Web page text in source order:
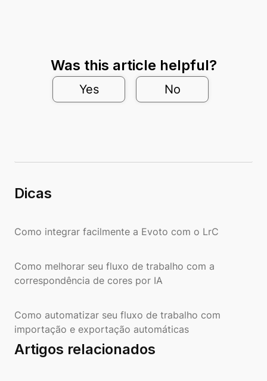
Was this article helpful?
Yes No
Dicas
Como integrar facilmente a Evoto com o LrC
Como melhorar seu fluxo de trabalho com a
correspondência de cores por IA
Como automatizar seu fluxo de trabalho com
importação e exportação automáticas
Artigos relacionados